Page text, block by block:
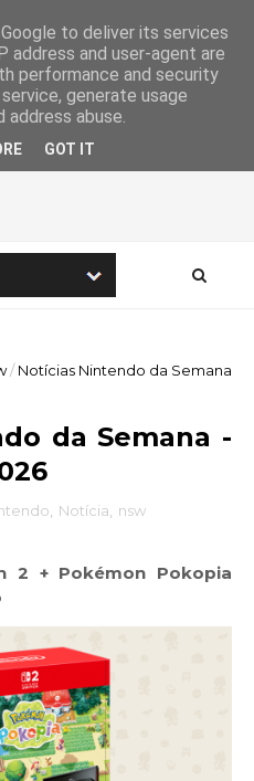
/ Notícias Nintendo da Semana
da Semana -
Notícia nsw
2 + Pokémon Pokopia
to deliver its services
address and user-agent are
performance and security
generate usage
abuse.
GOT IT